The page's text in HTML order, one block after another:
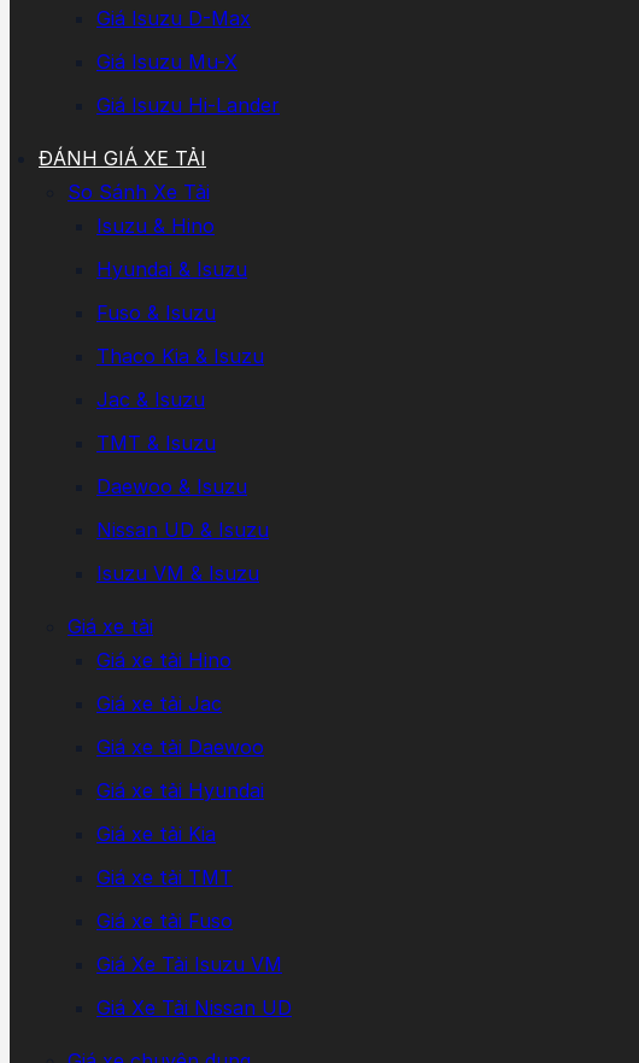
Giá Isuzu D-Max
Giá Isuzu Mu-X
Giá Isuzu Hi-Lander
ĐÁNH GIÁ XE TẢI
So Sánh Xe Tải
Isuzu & Hino
Hyundai & Isuzu
Fuso & Isuzu
Thaco Kia & Isuzu
Jac & Isuzu
TMT & Isuzu
Daewoo & Isuzu
Nissan UD & Isuzu
Isuzu VM & Isuzu
Giá xe tải
Giá xe tải Hino
Giá xe tải Jac
Giá xe tải Daewoo
Giá xe tải Hyundai
Giá xe tải Kia
Giá xe tải TMT
Giá xe tải Fuso
Giá Xe Tải Isuzu VM
Giá Xe Tải Nissan UD